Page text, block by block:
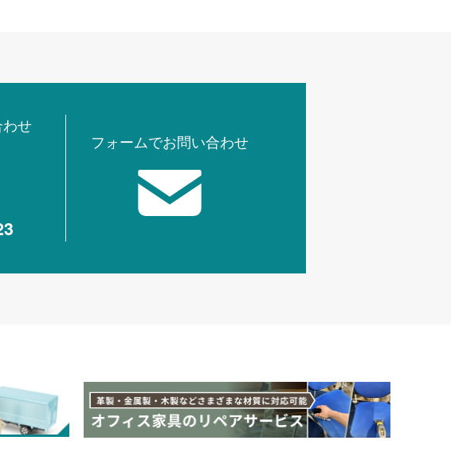
わせ
フォームでお問い合わせ